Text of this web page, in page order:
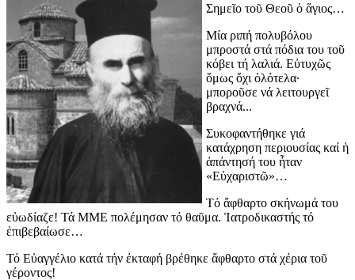
Σημεῖο τοῦ Θεοῦ ὁ ἅγιος…
Μία ριπή πολυβόλου
μπροστά στά πόδια του τοῦ
κόβει τή λαλιά. Εὐτυχῶς
ὅμως ὄχι ὁλότελα·
μποροῦσε νά λειτουργεῖ
βραχνά...
Συκοφαντήθηκε γιά
κατάχρηση περιουσίας καί ἡ
ἀπάντησή του ἦταν
«Εὐχαριστῶ»…
Τό ἄφθαρτο σκήνωμά του
εὐωδίαζε! Τά ΜΜΕ πολέμησαν τό θαῦμα. Ἰατροδικαστής τό
ἐπιβεβαίωσε…
Τό Εὐαγγέλιο κατά τήν ἐκταφή βρέθηκε ἄφθαρτο στά χέρια τοῦ
γέροντος!